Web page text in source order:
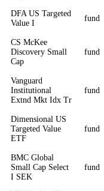
DFA US Targeted
Value I
fund
CS McKee
Discovery Small
Cap
fund
Vanguard
Institutional
Extnd Mkt Idx Tr
fund
Dimensional US
Targeted Value
ETF
fund
BMC Global
Small Cap Select
I SEK
fund